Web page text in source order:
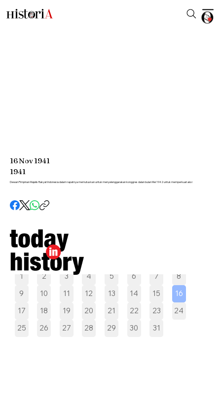
Pilih tanggal
1 2 3 4 5 6 7
8
9
10 11 12 13 14 15
16
17
18 19 20 21 22 23
24
25
26 27 28 29 30 31
16Nov1941
1941
Dewan Pimpinan Majelis Rakyat Indonesia dalam rapatnya memutuskan untuk menyelenggarakan konggres dalan bulan Mei 1942 untuk memperkuat aksi